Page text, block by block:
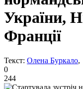
України,
Франції
Текст: Олена Буркало,
0
244